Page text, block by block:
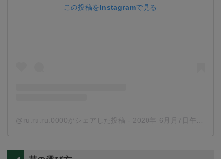
この投稿をInstagramで見る
@ru.ru.ru.0000がシェアした投稿 - 2020年 6月月7日午前2時08分PDT